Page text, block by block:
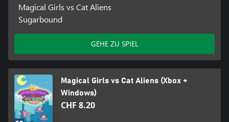
Magical Girls vs Cat Aliens
Sugarbound
GEHE ZU SPIEL
Magical Girls vs Cat Aliens (Xbox +
Windows)
CHF 8.20